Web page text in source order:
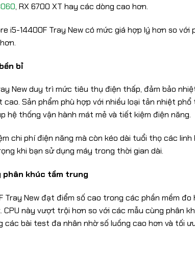
, RX 6700 XT hay các dòng cao hơn.
i5-14400F Tray New có mức giá hợp lý hơn so với
bỉ
New duy trì mức tiêu thụ điện thấp, đảm bảo
Sản phẩm phù hợp với nhiều loại tản nhiệt phổ
thống vận hành mát mẻ và tiết kiệm điện năng.
chi phí điện năng mà còn kéo dài tuổi thọ các linh
khi bạn sử dụng máy trong thời gian dài.
phân khúc tầm trung
New đạt điểm số cao trong các phần mềm đo
CPU này vượt trội hơn so với các mẫu cùng phân
các bài test đa nhân nhờ số luồng cao hơn và tối